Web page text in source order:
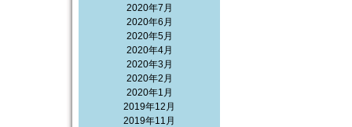
2020年7月
2020年6月
2020年5月
2020年4月
2020年3月
2020年2月
2020年1月
2019年12月
2019年11月